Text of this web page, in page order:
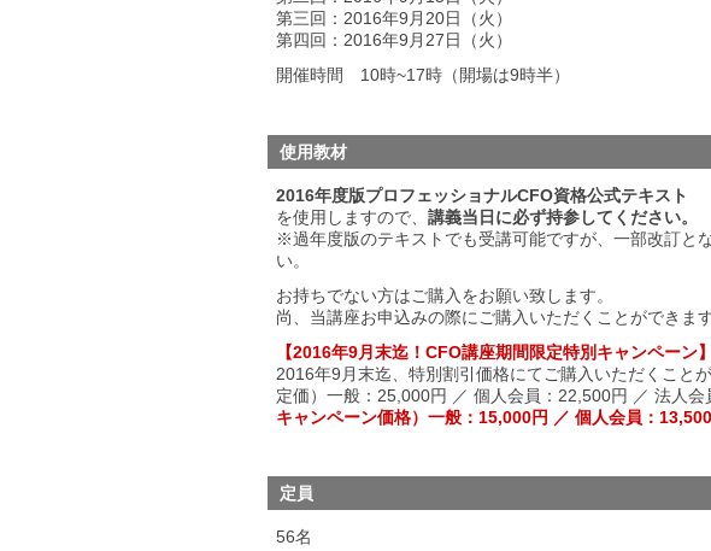
第三回：2016年9月20日（火）
第四回：2016年9月27日（火）
開催時間 10時~17時（開場は9時半）
使用教材
2016年度版プロフェッショナルCFO資格公式テキスト
を使用しますので、 講義当日に必ず持参してください。
※過年度版のテキストでも受講可能ですが、一部改訂と
い。
お持ちでない方はご購入をお願い致します。
尚、当講座お申込みの際にご購入いただくことができます
【2016年9月末迄！CFO講座期間限定特別キャンペーン】
2016年9月末迄、特別割引価格にてご購入いただくこと
定価）一般：25,000円 ／ 個人会員：22,500円 ／ 法人会
キャンペーン価格）一般：15,000円 ／ 個人会員：
定員
56名